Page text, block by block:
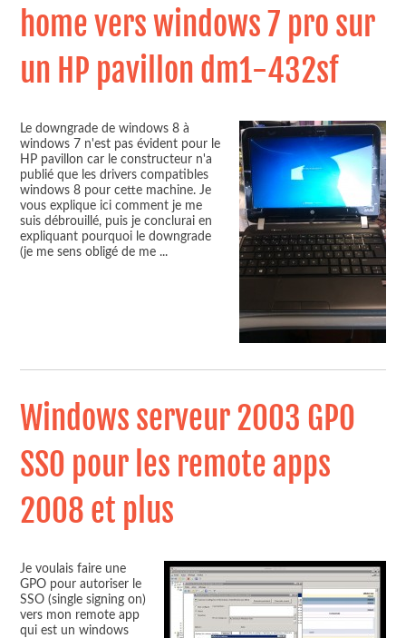
home vers windows 7 pro sur
un HP pavillon dm1-432sf
Le downgrade de windows 8 à
windows 7 n'est pas évident pour le
HP pavillon car le constructeur n'a
publié que les drivers compatibles
windows 8 pour cette machine. Je
vous explique ici comment je me
suis débrouillé, puis je conclurai en
expliquant pourquoi le downgrade
(je me sens obligé de me ...
Windows serveur 2003 GPO
SSO pour les remote apps
2008 et plus
Je voulais faire une
GPO pour autoriser le
SSO (single signing on)
vers mon remote app
qui est un windows